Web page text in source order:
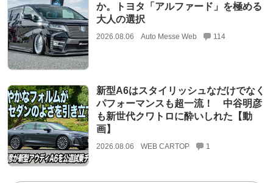
か。トヨタ「アルファード」を極める
大人の選択
2026.08.06 Auto Messe Web 114
新型A6はスタイリッシュなだけでなく
パフォーマンスも超一流！ 中谷明彦
も新世代クワトロに酔いしれた【動
画】
2026.08.06 WEB CARTOP 1